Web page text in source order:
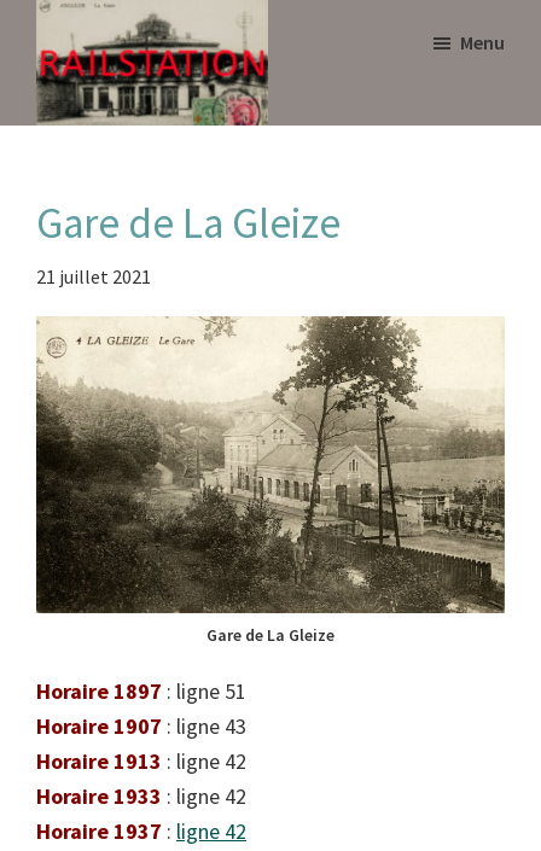
main
content
primary
sidebar
Menu
Gare de La Gleize
21 juillet 2021
Gare de La Gleize
Horaire 1897 : ligne 51
Horaire 1907 : ligne 43
Horaire 1913 : ligne 42
Horaire 1933 : ligne 42
Horaire 1937 : ligne 42